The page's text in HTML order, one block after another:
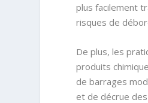
plus facilement
risques de
De plus, les
produits
de barrages
et de décrue